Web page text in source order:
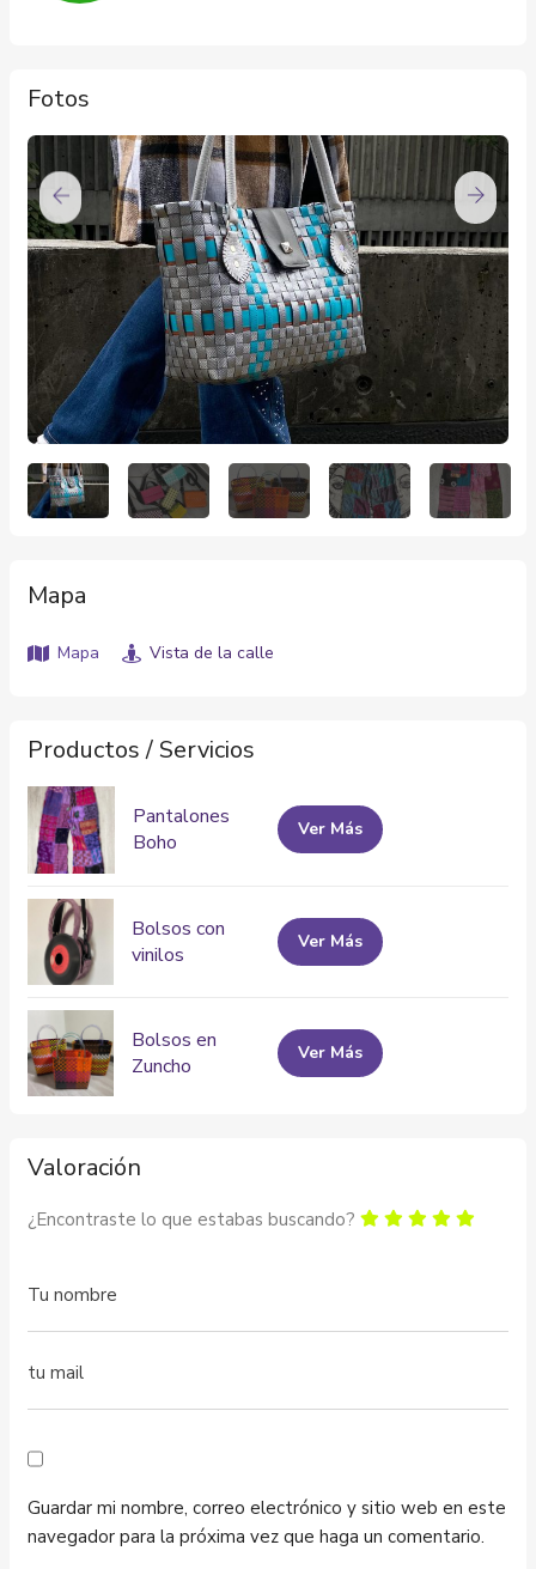
Fotos
Mapa
Mapa Vista de la calle
Productos / Servicios
Pantalones
Boho
Ver Más
Bolsos con
vinilos
Ver Más
Bolsos en
Zuncho
Ver Más
Valoración
¿Encontraste lo que estabas buscando?
Guardar mi nombre, correo electrónico y sitio web en este
navegador para la próxima vez que haga un comentario.